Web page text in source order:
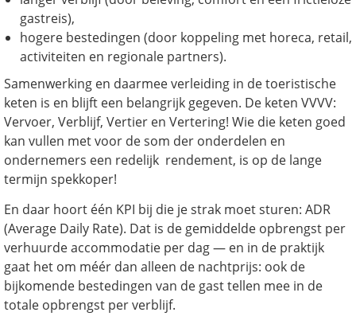
gastreis),
hogere bestedingen (door koppeling met horeca, retail,
activiteiten en regionale partners).
Samenwerking en daarmee verleiding in de toeristische
keten is en blijft een belangrijk gegeven. De keten VVVV:
Vervoer, Verblijf, Vertier en Vertering! Wie die keten goed
kan vullen met voor de som der onderdelen en
ondernemers een redelijk rendement, is op de lange
termijn spekkoper!
En daar hoort één KPI bij die je strak moet sturen: ADR
(Average Daily Rate). Dat is de gemiddelde opbrengst per
verhuurde accommodatie per dag — en in de praktijk
gaat het om méér dan alleen de nachtprijs: ook de
bijkomende bestedingen van de gast tellen mee in de
totale opbrengst per verblijf.